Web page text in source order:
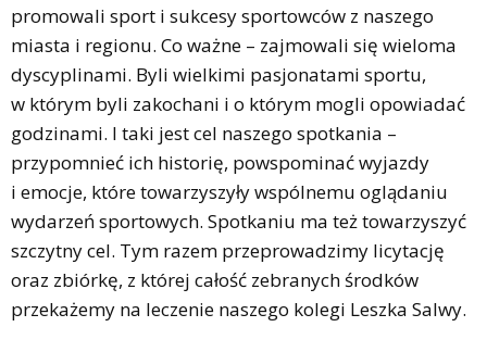
promowali sport i sukcesy sportowców z naszego
miasta i regionu. Co ważne – zajmowali się wieloma
dyscyplinami. Byli wielkimi pasjonatami sportu,
w którym byli zakochani i o którym mogli opowiadać
godzinami. I taki jest cel naszego spotkania –
przypomnieć ich historię, powspominać wyjazdy
i emocje, które towarzyszyły wspólnemu oglądaniu
wydarzeń sportowych. Spotkaniu ma też towarzyszyć
szczytny cel. Tym razem przeprowadzimy licytację
oraz zbiórkę, z której całość zebranych środków
przekażemy na leczenie naszego kolegi Leszka Salwy.